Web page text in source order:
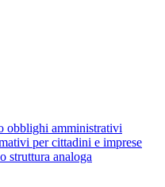
obblighi amministrativi
per cittadini e imprese
struttura analoga